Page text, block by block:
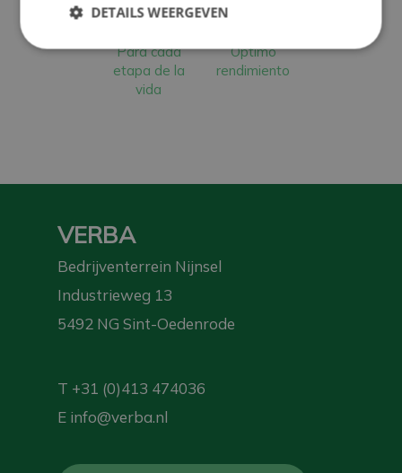
Bajos
Para cada
etapa de la
vida
Óptimo
rendimiento
VERBA
Bedrijventerrein Nijnsel
Industrieweg 13
5492 NG Sint-Oedenrode
T +31 (0)413 474036
E info@verba.nl
DETAILS WEERGEVEN